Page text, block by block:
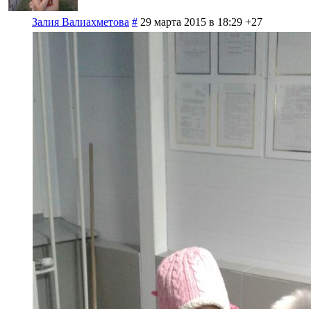
Залия Валиахметова # 29 марта 2015 в 18:29 +27